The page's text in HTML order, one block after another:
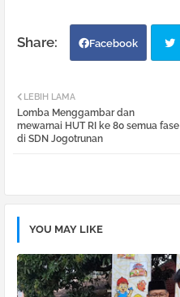
Facebook
LEBIH LAMA
Lomba Menggambar dan
mewarnai HUT RI ke 80 semua fase
di SDN Jogotrunan
YOU MAY LIKE